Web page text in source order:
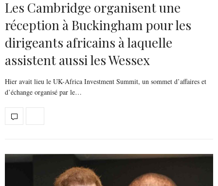
Les Cambridge organisent une
réception à Buckingham pour les
dirigeants africains à laquelle
assistent aussi les Wessex
Hier avait lieu le UK-Africa Investment Summit, un sommet d’affaires et
d’échange organisé par le…